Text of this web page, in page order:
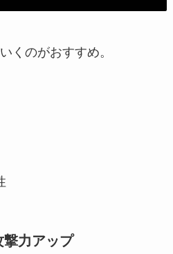
くのがおすすめ。
撃力アップ